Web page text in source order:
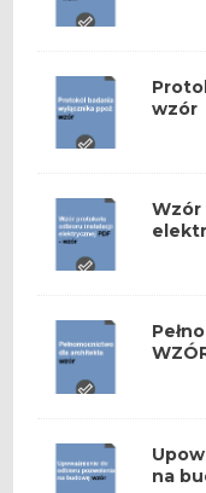
wzór
Wzór
na